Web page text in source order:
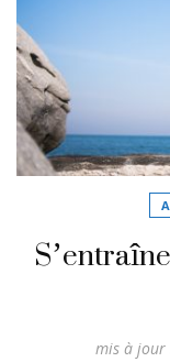
mis à jour